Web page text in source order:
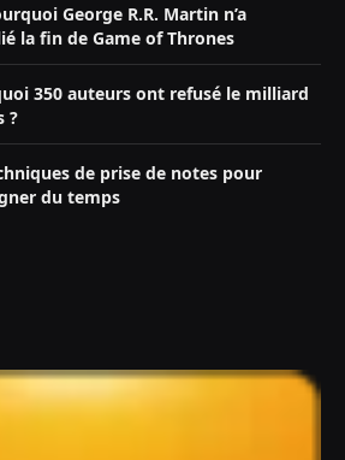
George R.R. Martin n’a
la fin de Game of Thrones
350 auteurs ont refusé le milliard
?
de prise de notes pour
du temps